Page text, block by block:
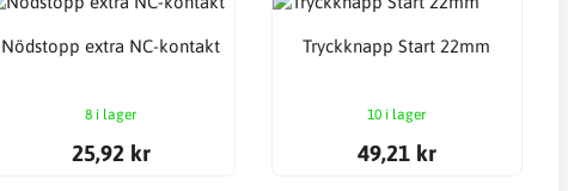
Nödstopp extra NC-kontakt
8 i lager
25,92 kr
Tryckknapp Start 22mm
10 i lager
49,21 kr